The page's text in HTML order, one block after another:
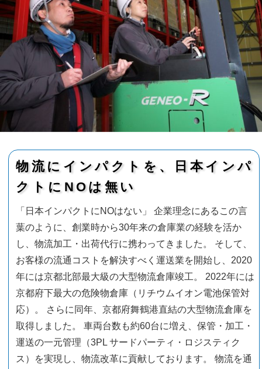
物流にインパクトを、日本インパ
クトにNOは無い
「日本インパクトにNOはない」 企業理念にあるこの言
葉のように、創業時から30年来の倉庫業の経験を活か
し、物流加工・出荷代行に携わってきました。 そして、
お客様の流通コストを解決すべく運送業を開始し、2020
年には京都北部最大級の大型物流倉庫竣工。 2022年には
京都府下最大の危険物倉庫（リチウムイオン電池保管対
応）。 さらに同年、京都府舞鶴港直結の大型物流倉庫を
取得しました。 車両台数も約60台に増え、保管・加工・
運送の一元管理（3PL サードパーティ・ロジスティク
ス）を実現し、物流改革に貢献しております。 物流を通